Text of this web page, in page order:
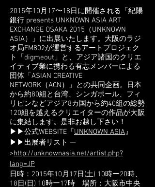
2015年10月17〜18日に開催される「紀陽
銀行 presents UNKNOWN ASIA ART
EXCHANGE OSAKA 2015（UNKNOWN
ASIA）」に出展いたします。大阪のラジ
オ局FM802が運営するアートプロジェク
ト「digmeout」と、アジア諸国のクリエ
イティブ業に携わる有志メンバーによる
団体「ASIAN CREATIVE
NETWORK（ACN）」との共同企画。日本
から約80組と台湾、シンガポール、フィ
リピンなどアジア8カ国から約40組の総勢
120組を越えるクリエイターの作品が大阪
に集結します。是非お越し下さい！
▶▶公式WEBSITE『UNKNOWN ASIA』
▶▶出展者リスト —
>http://unknownasia.net/artist.php?
lang=JP
日時：2015年10月17日(土) 10時ー20時、
18日(日) 10時ー17時 場所：大阪市中央